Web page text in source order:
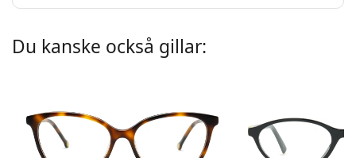
Du kanske också gillar: